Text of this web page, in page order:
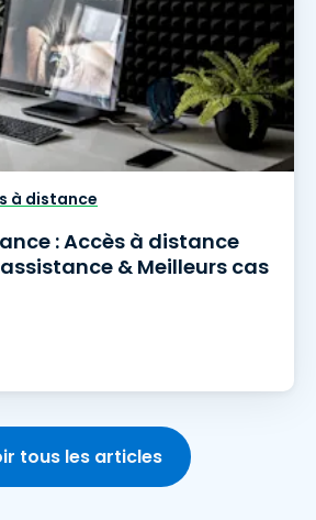
à distance
: Accès à distance
& Meilleurs cas
tous les articles